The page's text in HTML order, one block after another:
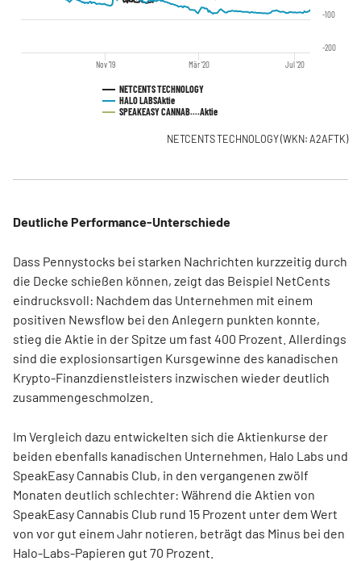
NETCENTS TECHNOLOGY
HALO LABSAktie
SPEAKEASY CANNAB....Aktie
Nov '19 Mär '20 Jul '20
-200
-100
NETCENTS TECHNOLOGY(WKN: A2AFTK)
Deutliche Performance-Unterschiede
Dass Pennystocks bei starken Nachrichten kurzzeitig durch
die Decke schießen können, zeigt das Beispiel NetCents
eindrucksvoll: Nachdem das Unternehmen mit einem
positiven Newsflow bei den Anlegern punkten konnte,
stieg die Aktie in der Spitze um fast 400 Prozent. Allerdings
sind die explosionsartigen Kursgewinne des kanadischen
Krypto-Finanzdienstleisters inzwischen wieder deutlich
zusammengeschmolzen.
Im Vergleich dazu entwickelten sich die Aktienkurse der
beiden ebenfalls kanadischen Unternehmen, Halo Labs und
SpeakEasy Cannabis Club, in den vergangenen zwölf
Monaten deutlich schlechter: Während die Aktien von
SpeakEasy Cannabis Club rund 15 Prozent unter dem Wert
von vor gut einem Jahr notieren, beträgt das Minus bei den
Halo-Labs-Papieren gut 70 Prozent.